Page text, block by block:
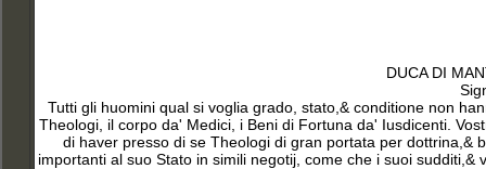
DUCA DI
Tutti gli huomini qual si voglia grado, stato,& conditione non
Theologi, il corpo da' Medici, i Beni di Fortuna da' Iusdicenti.
di haver presso di se Theologi di gran portata per dottrina,&
importanti al suo Stato in simili negotij, come che i suoi